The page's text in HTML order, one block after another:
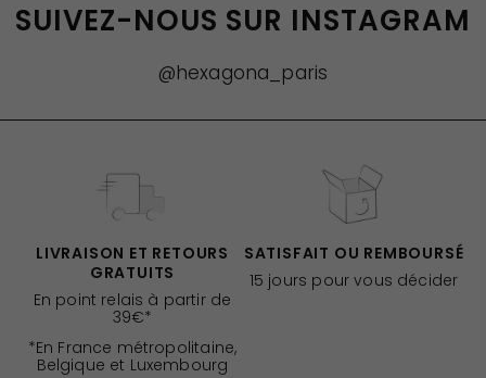
SUIVEZ-NOUS SUR INSTAGRAM
@hexagona_paris
LIVRAISON ET RETOURS
GRATUITS
En point relais à partir de
39€*
*En France métropolitaine,
Belgique et Luxembourg
SATISFAIT OU REMBOURSÉ
15 jours pour vous décider